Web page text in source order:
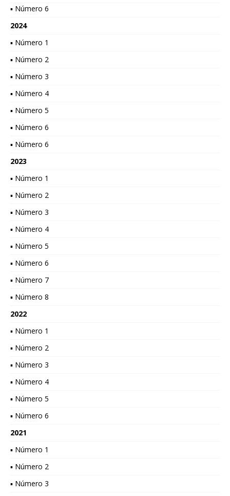
▪ Número 6
2024
▪ Número 1
▪ Número 2
▪ Número 3
▪ Número 4
▪ Número 5
▪ Número 6
▪ Número 6
2023
▪ Número 1
▪ Número 2
▪ Número 3
▪ Número 4
▪ Número 5
▪ Número 6
▪ Número 7
▪ Número 8
2022
▪ Número 1
▪ Número 2
▪ Número 3
▪ Número 4
▪ Número 5
▪ Número 6
2021
▪ Número 1
▪ Número 2
▪ Número 3